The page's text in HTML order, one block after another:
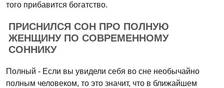
того прибавится богатство.
ПРИСНИЛСЯ СОН ПРО ПОЛНУЮ
ЖЕНЩИНУ ПО СОВРЕМЕННОМУ
СОННИКУ
Полный - Если вы увидели себя во сне необычайно
полным человеком, то это значит, что в ближайшем